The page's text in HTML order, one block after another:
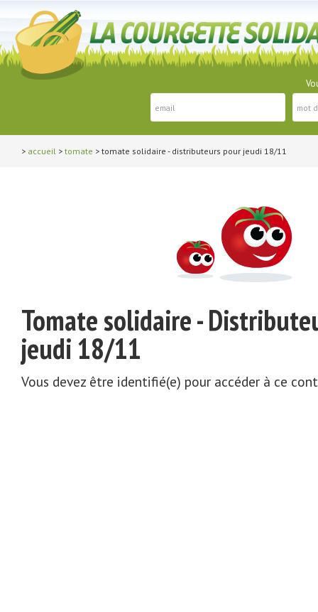
> accueil > tomate > tomate solidaire - distributeurs pour jeudi 18/11
Tomate solidaire -
jeudi 18/11
Vous devez être identifié(e) pour accéder à ce